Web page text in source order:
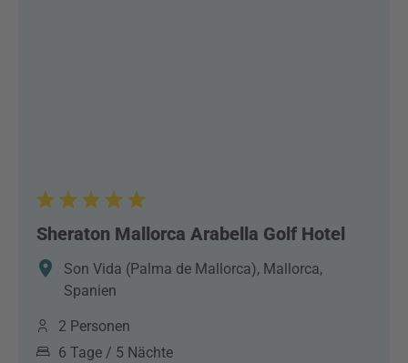
Sheraton Mallorca Arabella Golf Hotel
Son Vida (Palma de Mallorca), Mallorca,
Spanien
2 Personen
6 Tage / 5 Nächte